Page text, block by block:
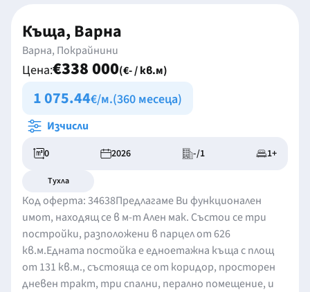
Къща, Варна
Варна, Покрайнини
Цена:€338 000(€- / кв.м)
1 075.44€/м.(360 месеца)
Изчисли
0 2026 -/1 1+
Тухла
Код оферта: 34638Предлагаме Ви функционален
имот, находящ се в м-т Ален мак. Състои се три
постройки, разположени в парцел от 626
кв.м.Едната постойка е едноетажна къща с площ
от 131 кв.м., състояща се от коридор, просторен
дневен тракт, три спални, перално помещение, и